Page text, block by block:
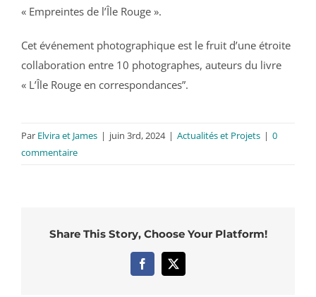
« Empreintes de l’Île Rouge ».
Cet événement photographique est le fruit d’une étroite
collaboration entre 10 photographes, auteurs du livre
« L’Île Rouge en correspondances”.
Par Elvira et James | juin 3rd, 2024 | Actualités et Projets | 0
commentaire
Share This Story, Choose Your Platform!
Facebook
X